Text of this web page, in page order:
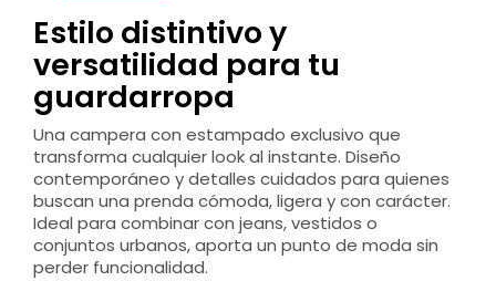
Estilo distintivo y
versatilidad para tu
guardarropa
Una campera con estampado exclusivo que
transforma cualquier look al instante. Diseño
contemporáneo y detalles cuidados para quienes
buscan una prenda cómoda, ligera y con carácter.
Ideal para combinar con jeans, vestidos o
conjuntos urbanos, aporta un punto de moda sin
perder funcionalidad.